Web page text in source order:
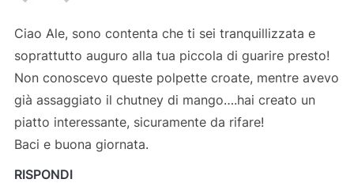
Ciao Ale, sono contenta che ti sei tranquillizzata e
soprattutto auguro alla tua piccola di guarire presto!
Non conoscevo queste polpette croate, mentre avevo
già assaggiato il chutney di mango….hai creato un
piatto interessante, sicuramente da rifare!
Baci e buona giornata.
RISPONDI